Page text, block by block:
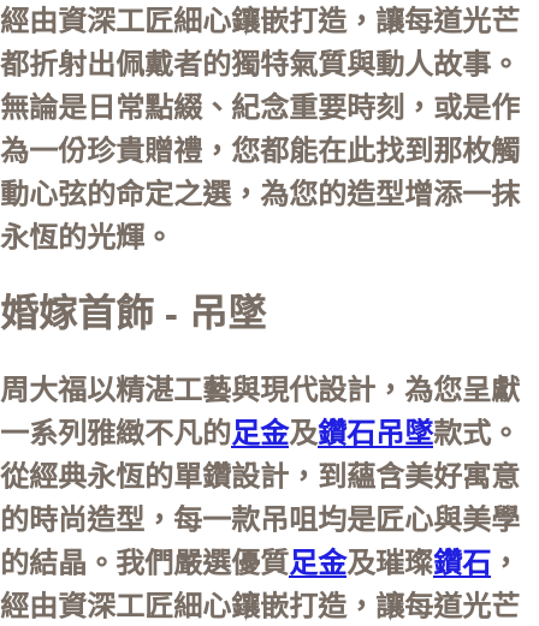
經由資深工匠細心鑲嵌打造，讓每道光芒
都折射出佩戴者的獨特氣質與動人故事。
無論是日常點綴、紀念重要時刻，或是作
為一份珍貴贈禮，您都能在此找到那枚觸
動心弦的命定之選，為您的造型增添一抹
永恆的光輝。
婚嫁首飾 - 吊墜
周大福以精湛工藝與現代設計，為您呈獻
一系列雅緻不凡的足金及鑽石吊墜款式。
從經典永恆的單鑽設計，到蘊含美好寓意
的時尚造型，每一款吊咀均是匠心與美學
的結晶。我們嚴選優質足金及璀璨鑽石 ，
經由資深工匠細心鑲嵌打造，讓每道光芒